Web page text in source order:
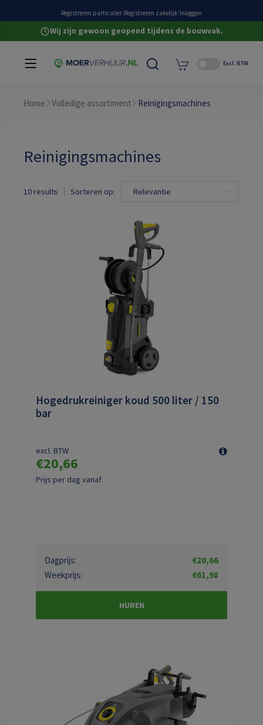
Heldere all-in prijzenRegistreren particulier Registreren zakelijk Inloggen
Wij zijn gewoon geopend tijdens de bouwvak.
Excl. BTW
Home Volledige assortiment Reinigingsmachines
Reinigingsmachines
10 results Sorteren op:
Hogedrukreiniger koud 500 liter / 150
bar
Prijs per dag vanaf
€20,66
excl. BTW
Dagprijs:
€20,66
Weekprijs:
€61,98
HUREN